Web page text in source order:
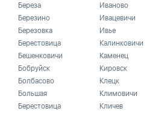
Береза
Березино
Березовка
Берестовица
Бешенковичи
Бобруйск
Болбасово
Большая
Берестовица
Иваново
Ивацевичи
Ивье
Калинковичи
Каменец
Кировск
Клецк
Климовичи
Кличев